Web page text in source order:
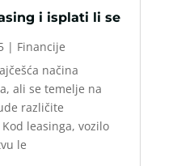
i isplati li se
| Financije
načina
ali se temelje na
različite
leasinga, vozilo
le